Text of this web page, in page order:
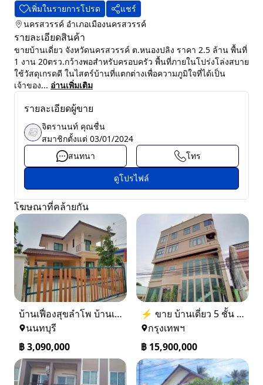
เพิ่มในรายการโปรด
แชร์
นครสวรรค์ อำเภอเมืองนครสวรรค์
รายละเอียดสินค้า
ขายบ้านเดี่ยว จังหวัดนครสวรรค์ ต.หนองปลิง ราคา 2.5 ล้าน พื้นที่
1 งาน 20ตรว.กว้างพอสำหรับครอบครัว พื้นที่ภายในโปร่งโล่งสบาย
ใช้วัสดุเกรดดี ในไสตร์บ้านที่แตกต่างเพื่อความภูมิใจที่ได้เป็น
เจ้าของ... อ่านเพิ่มเติม
รายละเอียดผู้ขาย
จิตรานนท์ คุณชื่น
สมาชิกตั้งแต่ 03/01/2024
สนทนา
โทร
ดูโปรไฟล์
โฆษณาที่คล้ายกัน
บ้านเฟื่องสุขลำโพ บ้านเดี่ยวสร้างใหม่ บางบัวทอง
นนทบุรี
฿3,090,000
⚡ ขาย บ้านเดี่ยว 5 ชั้น ซอย ประชาชื่น 14 ใกล้ BTS
กรุงเทพฯ
฿ 15,900,000